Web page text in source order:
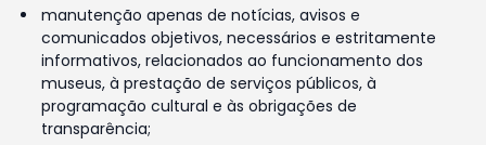
manutenção apenas de notícias, avisos e
comunicados objetivos, necessários e estritamente
informativos, relacionados ao funcionamento dos
museus, à prestação de serviços públicos, à
programação cultural e às obrigações de
transparência;